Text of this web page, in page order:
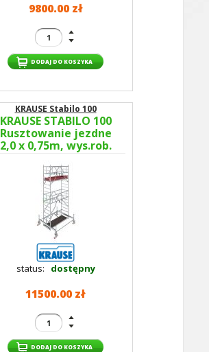
9800.00 zł
KRAUSE Stabilo 100
KRAUSE STABILO 100
Rusztowanie jezdne
2,0 x 0,75m, wys.rob.
GUARDMATIC Nowa
norma PN EN 1004-1
status: dostępny
11500.00 zł